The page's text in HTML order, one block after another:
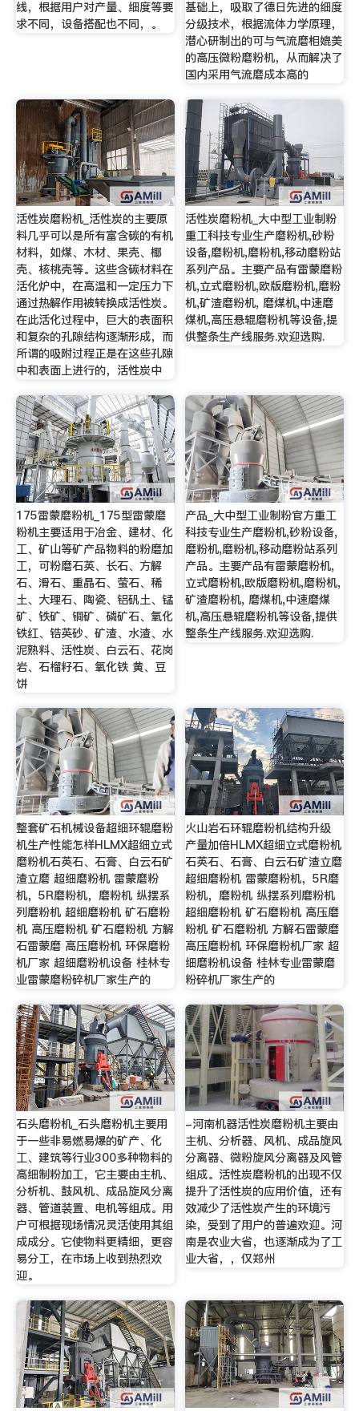
线，根据用户对产量、细度等要
求不同，设备搭配也不同，。
基础上，吸取了德日先进的细度
分级技术，根据流体力学原理，
潜心研制出的可与气流磨相媲美
的高压微粉磨粉机，从而解决了
国内采用气流磨成本高的
活性炭磨粉机_活性炭的主要原
料几乎可以是所有富含碳的有机
材料，如煤、木材、果壳、椰
壳、核桃壳等。这些含碳材料在
活化炉中，在高温和一定压力下
通过热解作用被转换成活性炭。
在此活化过程中，巨大的表面积
和复杂的孔隙结构逐渐形成，而
所谓的吸附过程正是在这些孔隙
中和表面上进行的，活性炭中
活性炭磨粉机_大中型工业制粉
重工科技专业生产磨粉机,砂粉
设备,磨粉机,磨粉机,移动磨粉站
系列产品。主要产品有雷蒙磨粉
机,立式磨粉机,欧版磨粉机,磨粉
机,矿渣磨粉机, 磨煤机,中速磨
煤机,高压悬辊磨粉机等设备,提
供整条生产线服务.欢迎选购.
175雷蒙磨粉机_175型雷蒙磨
粉机主要适用于冶金、建材、化
工、矿山等矿产品物料的粉磨加
工，可粉磨石英、长石、方解
石、滑石、重晶石、萤石、稀
土、大理石、陶瓷、铝矾土、锰
矿、铁矿、铜矿、磷矿石、氧化
铁红、锆英砂、矿渣、水渣、水
泥熟料、活性炭、白云石、花岗
岩、石榴籽石、氧化铁 黄、豆
饼
产品_大中型工业制粉官方重工
科技专业生产磨粉机,砂粉设备,
磨粉机,磨粉机,移动磨粉站系列
产品。主要产品有雷蒙磨粉机,
立式磨粉机,欧版磨粉机,磨粉机,
矿渣磨粉机, 磨煤机,中速磨煤
机,高压悬辊磨粉机等设备,提供
整条生产线服务.欢迎选购.
整套矿石机械设备超细环辊磨粉
机生产性能怎样HLMX超细立式
磨粉机石英石、石膏、白云石矿
渣立磨 超细磨粉机 雷蒙磨粉
机，5R磨粉机，磨粉机 纵摆系
列磨粉机 超细磨粉机 矿石磨粉
机 高压磨粉机 矿石磨粉机 方解
石雷蒙磨 高压磨粉机 环保磨粉
机厂家 超细磨粉机设备 桂林专
业雷蒙磨粉碎机厂家生产的
火山岩石环辊磨粉机结构升级
产量加倍HLMX超细立式磨粉机
石英石、石膏、白云石矿渣立磨
超细磨粉机 雷蒙磨粉机，5R磨
粉机，磨粉机 纵摆系列磨粉机
超细磨粉机 矿石磨粉机 高压磨
粉机 矿石磨粉机 方解石雷蒙磨
高压磨粉机 环保磨粉机厂家 超
细磨粉机设备 桂林专业雷蒙磨
粉碎机厂家生产的
石头磨粉机_石头磨粉机主要用
于一些非易燃易爆的矿产、化
工、建筑等行业300多种物料的
高细制粉加工，它主要由主机、
分析机、鼓风机、成品旋风分离
器、管道装置、电机等组成。用
户可根据现场情况灵活使用其组
成成分。它使物料更精细，更容
易分工，在市场上收到热烈欢
迎。
-河南机器活性炭磨粉机主要由
主机、分析器、风机、成品旋风
分离器、微粉旋风分离器及风管
组成。活性炭磨粉机的出现不仅
提升了活性炭的应用价值，还有
效减少了活性炭产生的环境污
染，受到了用户的普遍欢迎。河
南是农业大省，也逐渐成为了工
业大省，，仅郑州